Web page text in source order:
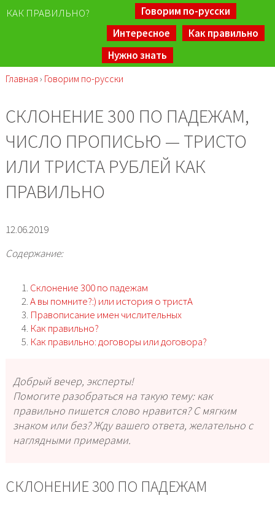
КАК ПРАВИЛЬНО?
Говорим по-русски
Интересное
Как правильно
Нужно знать
Главная › Говорим по-русски
СКЛОНЕНИЕ 300 ПО ПАДЕЖАМ,
ЧИСЛО ПРОПИСЬЮ — ТРИСТО
ИЛИ ТРИСТА РУБЛЕЙ КАК
ПРАВИЛЬНО
12.06.2019
Содержание:
Склонение 300 по падежам
А вы помните?:) или история о тристА
Правописание имен числительных
Как правильно?
Как правильно: договоры или договора?
Добрый вечер, эксперты!
Помогите разобраться на такую тему: как
правильно пишется слово нравится? С мягким
знаком или без? Жду вашего ответа, желательно с
наглядными примерами.
СКЛОНЕНИЕ 300 ПО ПАДЕЖАМ